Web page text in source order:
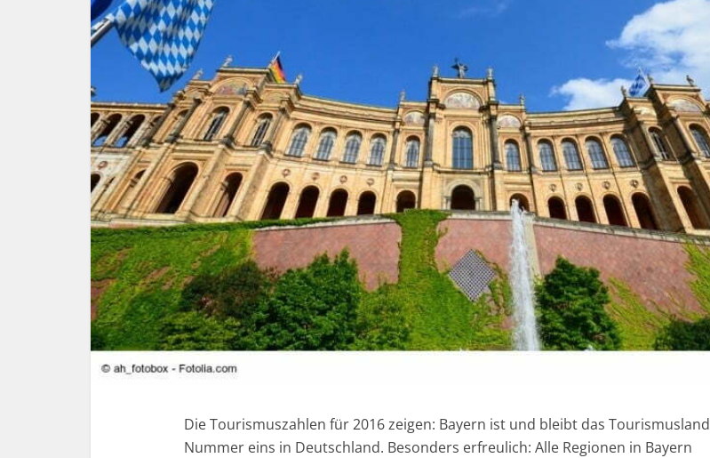
Die Tourismuszahlen für 2016 zeigen: Bayern ist und bleibt das Tourismusland
Nummer eins in Deutschland. Besonders erfreulich: Alle Regionen in Bayern